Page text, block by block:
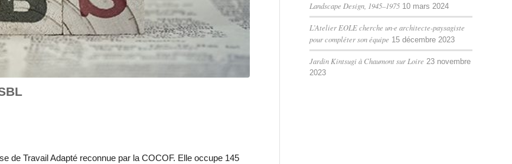
de Travail Adapté reconnue par la COCOF. Elle occupe 145
Landscape Design, 1945–1975 10 mars 2024
L’Atelier EOLE cherche un·e architecte-paysagiste
pour compléter son équipe 15 décembre 2023
Jardin Kintsugi à Chaumont sur Loire 23 novembre
2023